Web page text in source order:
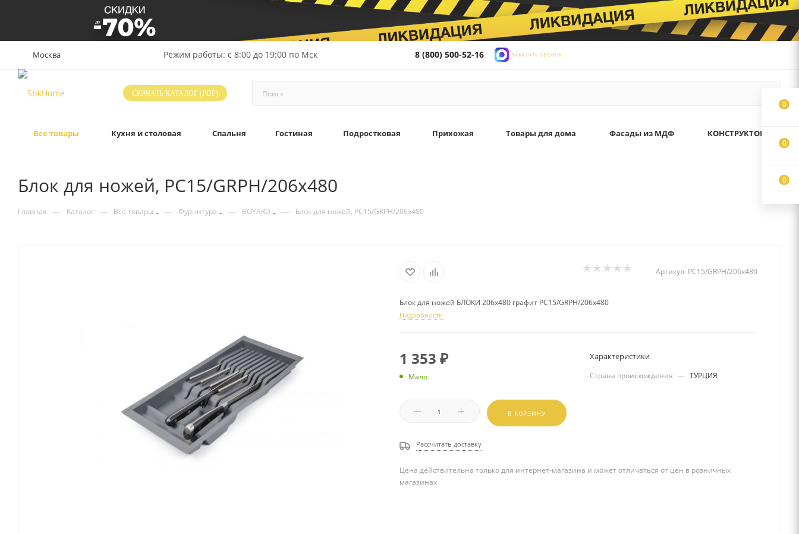
Москва Режим работы: с 8:00 до 19:00 по Мск 8 (800) 500-52-16 ЗАКАЗАТЬ ЗВОНОК
СКАЧАТЬ КАТАЛОГ (PDF)
Все товары Кухня и столовая Спальня Гостиная Подростковая Прихожая Товары для дома Фасады из МДФ КОНСТРУКТОР
Блок для ножей, PC15/GRPH/206x480
Главная — Каталог — Все товары — Фурнитура — BOYARD — Блок для ножей, PC15/GRPH/206x480
Артикул: PC15/GRPH/206x480
Блок для ножей БЛОКИ 206х480 графит PC15/GRPH/206x480
Подробности
1 353 ₽
Мало
В КОРЗИНУ
Рассчитать доставку
Характеристики
Страна происхождения — ТУРЦИЯ
Цена действительна только для интернет-магазина и может отличаться от цен в розничных
магазинах
0
0
0